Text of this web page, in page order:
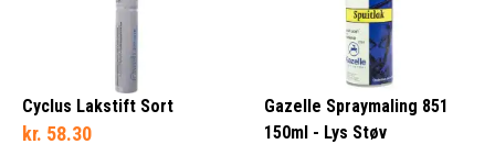
Cyclus Lakstift Sort
kr. 58.30
Gazelle Spraymaling 851
150ml - Lys Støv